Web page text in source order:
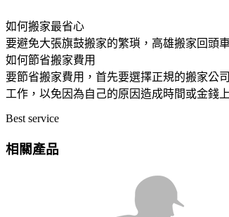
如何搬家最省心
要避免大張旗鼓搬家的繁瑣，高雄搬家回頭
如何節省搬家費用
要節省搬家費用，首先要選擇正規的搬家公
工作，以免因為自己的原因造成時間或金錢
Best service
相關產品